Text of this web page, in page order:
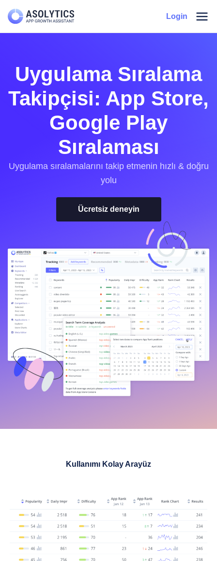
atla
Login
Uygulama Sıralama
Takipçisi: App Store,
Google Play
Sıralaması
Uygulama sıralamalarını takip etmenin hızlı & doğru
yolu
Ücretsiz deneyin
Kullanımı Kolay Arayüz